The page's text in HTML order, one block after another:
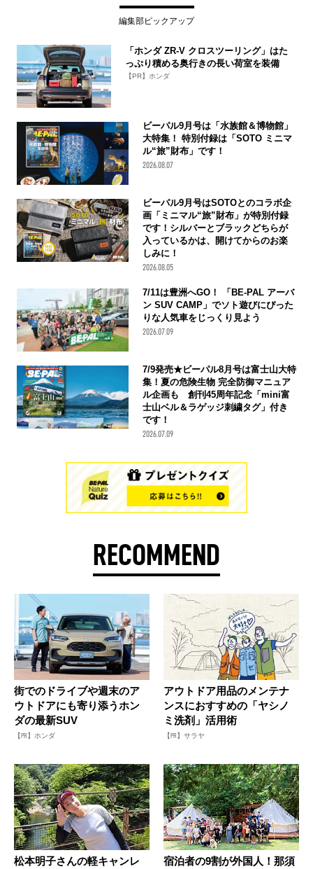
編集部ピックアップ
「ホンダ ZR-V クロスツーリング」はた
っぷり積める奥行きの長い荷室を装備
【PR】ホンダ
ビーパル9月号は「水族館＆博物館」
大特集！ 特別付録は「SOTO ミニマ
ル“旅”財布」です！
2026.08.07
ビーパル9月号はSOTOとのコラボ企
画「ミニマル“旅”財布」が特別付録
です！シルバーとブラックどちらが
入っているかは、開けてからのお楽
しみに！
2026.08.05
7/11は豊洲へGO！ 「BE-PAL アーバ
ン SUV CAMP」でソト遊びにぴった
りな人気車をじっくり見よう
2026.07.09
7/9発売★ビーパル8月号は富士山大特
集！夏の危険生物 完全防御マニュア
ル企画も 創刊45周年記念「mini富
士山ベル＆ラゲッジ刺繍タグ」付き
です！
2026.07.09
RECOMMEND
街でのドライブや週末のア
ウトドアにも寄り添うホン
ダの最新SUV
【PR】ホンダ
アウトドア用品のメンテナ
ンスにおすすめの「ヤシノ
ミ洗剤」活用術
【PR】サラヤ
松本明子さんの軽キャンレ
宿泊者の9割が外国人！那須